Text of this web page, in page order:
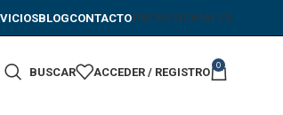
BLOGCONTACTOPROFESIONALES
BUSCAR ACCEDER / REGISTRO 0